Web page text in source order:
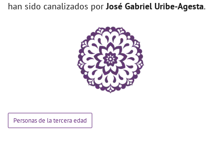
han sido canalizados porJosé Gabriel Uribe-Agesta.
Personas de la tercera edad